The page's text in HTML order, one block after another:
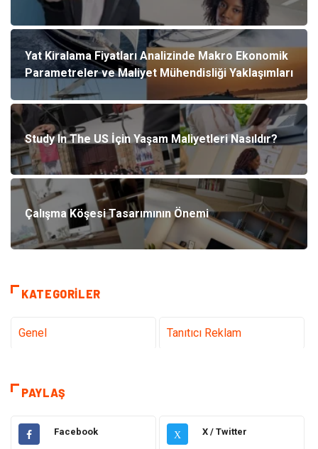
Yat Kiralama Fiyatları Analizinde Makro Ekonomik
Parametreler ve Maliyet Mühendisliği Yaklaşımları
Study In The US İçin Yaşam Maliyetleri Nasıldır?
Çalışma Köşesi Tasarımının Önemi
KATEGORILER
Genel Tanıtıcı Reklam
Elektrik & Elektronik Dekorasyon
PAYLAŞ
Facebook X X / Twitter